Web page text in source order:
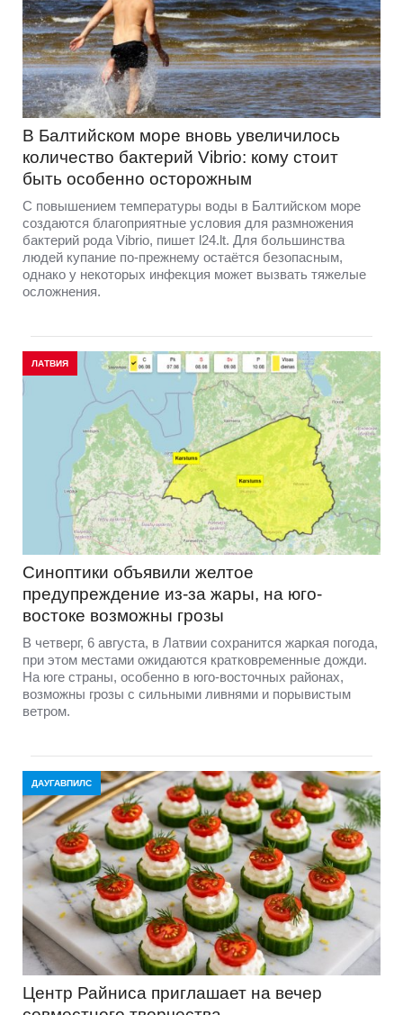
В Балтийском море вновь увеличилось
количество бактерий Vibrio: кому стоит
быть особенно осторожным
С повышением температуры воды в Балтийском море
создаются благоприятные условия для размножения
бактерий рода Vibrio, пишет l24.lt. Для большинства
людей купание по-прежнему остаётся безопасным,
однако у некоторых инфекция может вызвать тяжелые
осложнения.
ЛАТВИЯ
Синоптики объявили желтое
предупреждение из-за жары, на юго-
востоке возможны грозы
В четверг, 6 августа, в Латвии сохранится жаркая погода,
при этом местами ожидаются кратковременные дожди.
На юге страны, особенно в юго-восточных районах,
возможны грозы с сильными ливнями и порывистым
ветром.
ДАУГАВПИЛС
Центр Райниса приглашает на вечер